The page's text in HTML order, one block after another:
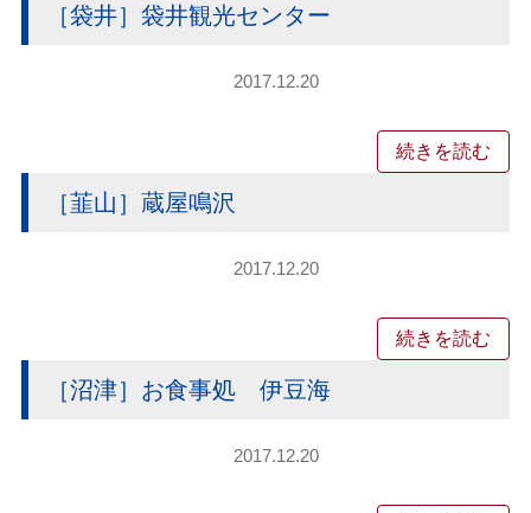
［袋井］袋井観光センター
2017.12.20
続きを読む
［韮山］蔵屋鳴沢
2017.12.20
続きを読む
［沼津］お食事処 伊豆海
2017.12.20